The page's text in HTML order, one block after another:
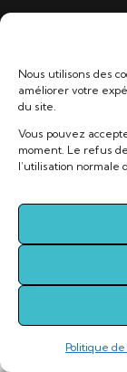
Nous utilisons des
améliorer votre
du site.
Vous pouvez
moment. Le refus
l’utilisation normale
Politique
de la
Entreprise